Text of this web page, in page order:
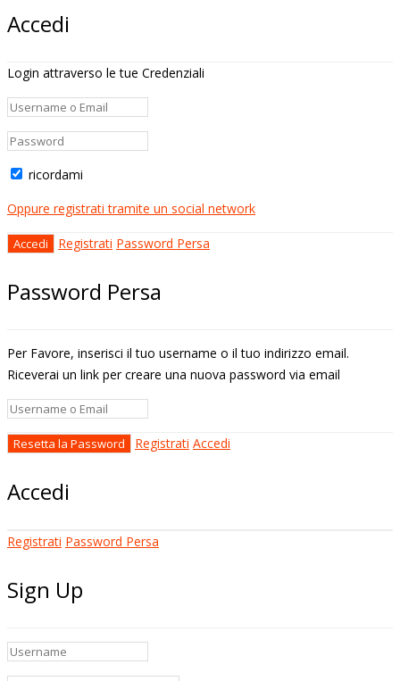
Accedi
Login attraverso le tue Credenziali
ricordami
Oppure registrati tramite un social network
Registrati Password Persa
Password Persa
Per Favore, inserisci il tuo username o il tuo indirizzo email.
Riceverai un link per creare una nuova password via email
Registrati Accedi
Accedi
Registrati Password Persa
Sign Up